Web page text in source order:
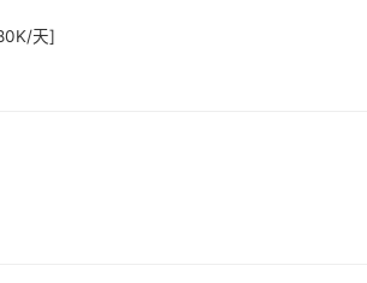
天]